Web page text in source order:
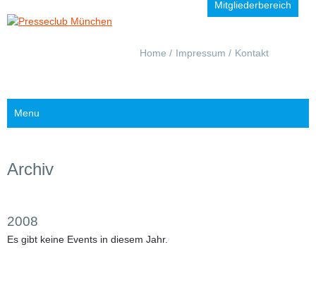
Mitgliederbereich
Navigation
Home Impressum Kontakt
Menu
Archiv
2008
Es gibt keine Events in diesem Jahr.